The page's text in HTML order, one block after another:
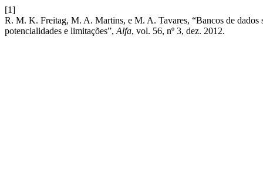
[1]
R. M. K. Freitag, M. A. Martins, e M. A. Tavares, “Bancos de dados
potencialidades e limitações”, Alfa, vol. 56, nº 3, dez. 2012.